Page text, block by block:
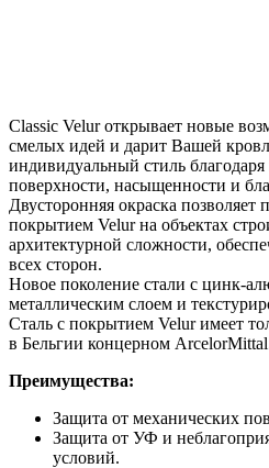
Classic Velur открывает новые
смелых идей и дарит Вашей
индивидуальный стиль
поверхности, насыщенности и
Двусторонняя окраска позволяет
покрытием Velur на объектах
архитектурной сложности,
всех сторон.
Новое поколение стали с цинк-
металлическим слоем и
Сталь с покрытием Velur имеет
в Бельгии концерном
Преимущества:
Защита от механических
Защита от УФ и
условий.